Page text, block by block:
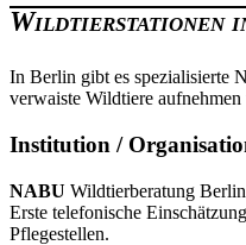
Wildtierstationen
In Berlin gibt es spezialisierte
verwaiste Wildtiere
Institution /
NABU Wildtierberatung Berlin
Erste telefonische
Pflegestellen.